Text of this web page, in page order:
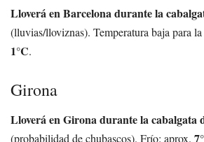
Lloverá en Barcelona durante la
(lluvias/lloviznas). Temperatura baja para
1°C.
Girona
Lloverá en Girona durante la cabalgata
(probabilidad de chubascos). Frío: aprox.